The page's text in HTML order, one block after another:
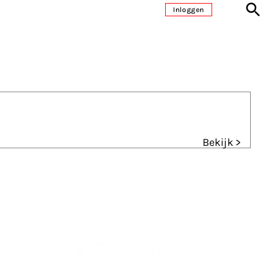
Inloggen
Bekijk >